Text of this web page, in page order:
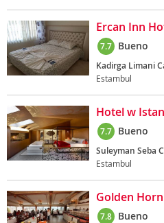
Ercan Inn
7.7 Bueno
Kadirga Limani
Estambul
Hotel w
7.7 Bueno
Suleyman Seba
Estambul
Golden
7.8 Bueno